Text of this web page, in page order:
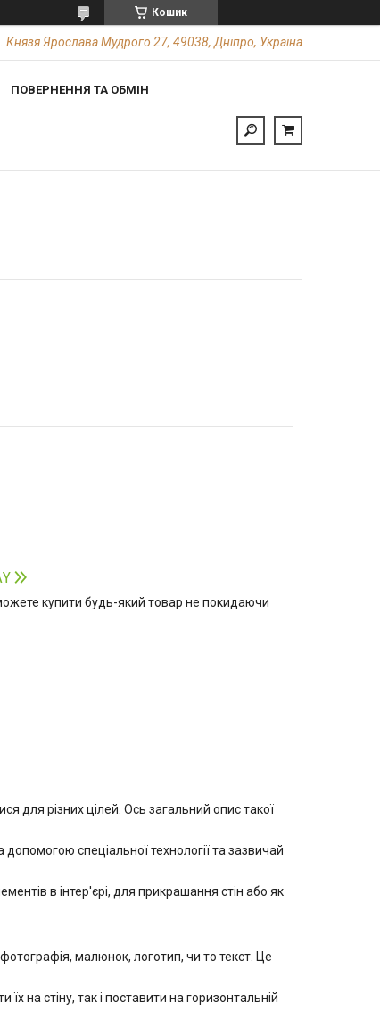
Кошик
Князя Ярослава Мудрого 27, 49038, Дніпро, Україна
ПОВЕРНЕННЯ ТА ОБМІН
купити будь-який товар не покидаючи
для різних цілей. Ось загальний опис такої
спеціальної технології та зазвичай
в інтер'єрі, для прикрашання стін або як
малюнок, логотип, чи то текст. Це
на стіну, так і поставити на горизонтальній